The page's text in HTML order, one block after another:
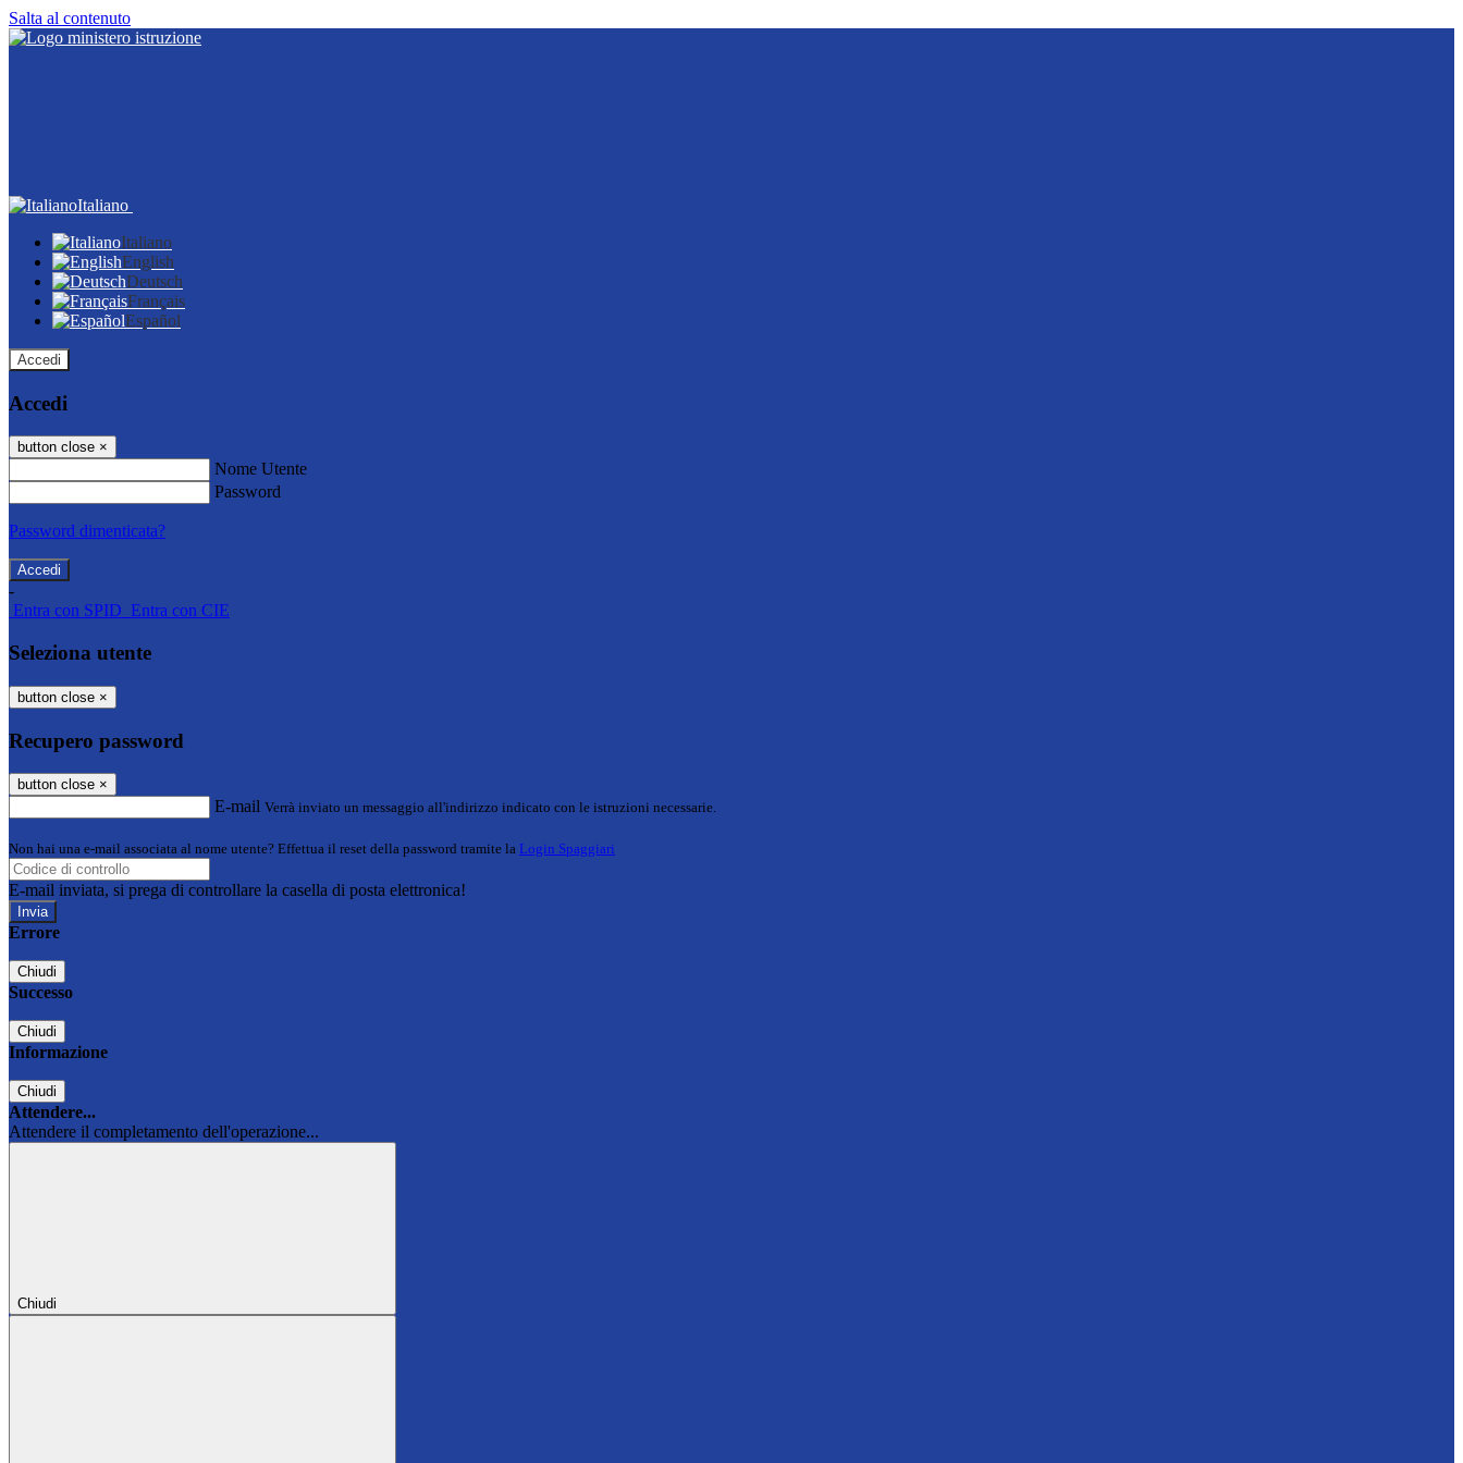
Salta al contenuto
Italiano
Italiano
English
Deutsch
Français
Español
Accedi
Accedi
button close ×
Nome Utente
Password
Password dimenticata?
-
Entra con SPID Entra con CIE
Seleziona utente
button close ×
Recupero password
button close ×
E-mail Verrà inviato un messaggio all'indirizzo indicato con le istruzioni necessarie.
Non hai una e-mail associata al nome utente? Effettua il reset della password tramite la Login Spaggiari
E-mail inviata, si prega di controllare la casella di posta elettronica!
Errore
Chiudi
Successo
Chiudi
Informazione
Chiudi
Attendere...
Attendere il completamento dell'operazione...
Chiudi